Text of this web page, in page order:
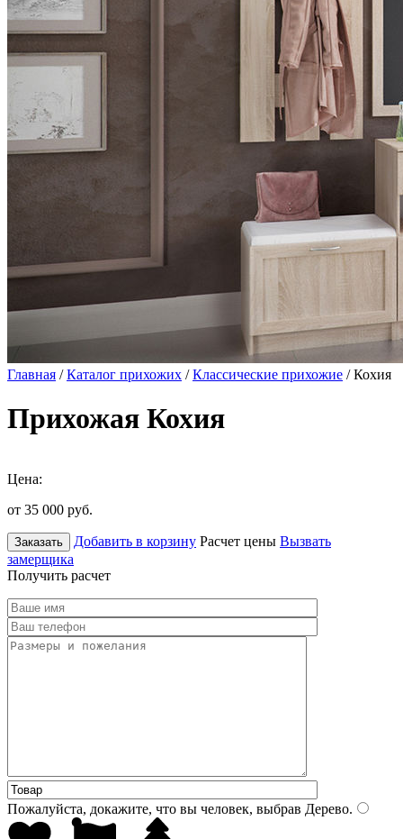
Главная /Каталог прихожих /Классические прихожие / Кохия
Прихожая Кохия
Цена:
от 35 000 руб.
Заказать Добавить в корзину Расчет цены Вызвать
замерщика
Получить расчет
Пожалуйста, докажите, что вы человек, выбрав Дерево.